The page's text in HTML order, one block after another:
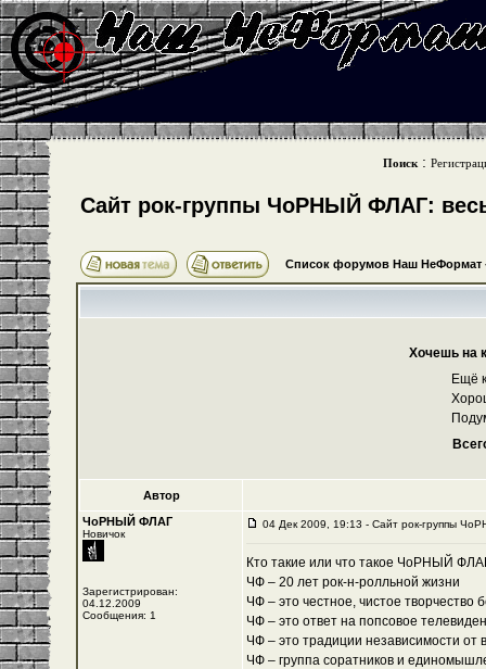
Поиск :
Cайт рок-группы ЧоРНЫЙ ФЛАГ:
Список форумов Наш НеФормат
Хочешь на
Ещё
Автор
ЧоРНЫЙ ФЛАГ
Новичок
Зарегистрирован:
04.12.2009
Сообщения: 1
04 Дек 2009, 19:13 - Cайт рок-группы
Кто такие или что такое ЧоРНЫЙ
ЧФ – 20 лет рок-н-ролльной жизни
ЧФ – это честное, чистое творчество
ЧФ – это ответ на попсовое
ЧФ – это традиции независимости
ЧФ – группа соратников и